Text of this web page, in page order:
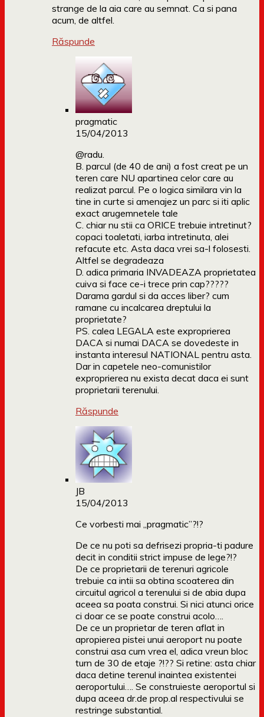
strange de la aia care au semnat. Ca si pana
acum, de altfel.
Răspunde
pragmatic
15/04/2013
@radu.
B. parcul (de 40 de ani) a fost creat pe un
teren care NU apartinea celor care au
realizat parcul. Pe o logica similara vin la
tine in curte si amenajez un parc si iti aplic
exact arugemnetele tale
C. chiar nu stii ca ORICE trebuie intretinut?
copaci toaletati, iarba intretinuta, alei
refacute etc. Asta daca vrei sa-l folosesti.
Altfel se degradeaza
D. adica primaria INVADEAZA proprietatea
cuiva si face ce-i trece prin cap?????
Darama gardul si da acces liber? cum
ramane cu incalcarea dreptului la
proprietate?
PS. calea LEGALA este exproprierea
DACA si numai DACA se dovedeste in
instanta interesul NATIONAL pentru asta.
Dar in capetele neo-comunistilor
exproprierea nu exista decat daca ei sunt
proprietarii terenului.
Răspunde
JB
15/04/2013
Ce vorbesti mai „pragmatic”?!?
De ce nu poti sa defrisezi propria-ti padure
decit in conditii strict impuse de lege?!?
De ce proprietarii de terenuri agricole
trebuie ca intii sa obtina scoaterea din
circuitul agricol a terenului si de abia dupa
aceea sa poata construi. Si nici atunci orice
ci doar ce se poate construi acolo….
De ce un proprietar de teren aflat in
apropierea pistei unui aeroport nu poate
construi asa cum vrea el, adica vreun bloc
turn de 30 de etaje ?!?? Si retine: asta chiar
daca detine terenul inaintea existentei
aeroportului…. Se construieste aeroportul si
dupa aceea dr.de prop.al respectivului se
restringe substantial.